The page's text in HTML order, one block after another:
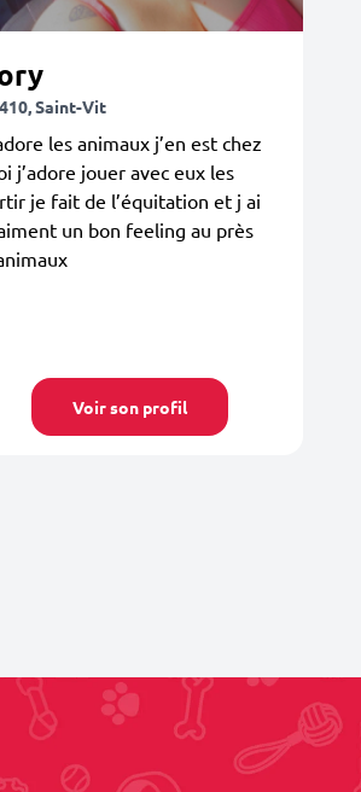
Saint-Vit
les animaux j’en est chez
j’adore jouer avec eux les
je fait de l’équitation et j ai
un bon feeling au près
Voir son profil